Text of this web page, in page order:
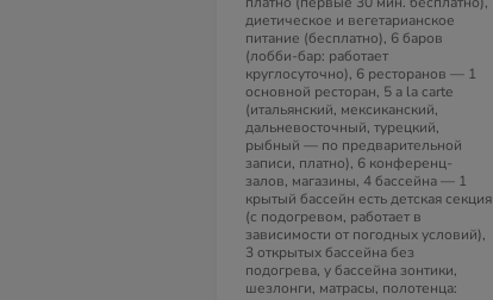
диетическое и вегетарианское
питание (бесплатно), 6 баров
(лобби-бар: работает
круглосуточно), 6 ресторанов — 1
основной ресторан, 5 a la carte
(итальянский, мексиканский,
дальневосточный, турецкий,
рыбный — по предварительной
записи, платно), 6 конференц-
залов, магазины, 4 бассейна — 1
крытый бассейн есть детская секция
(с подогревом, работает в
зависимости от погодных условий),
3 открытых бассейна без
подогрева, у бассейна зонтики,
шезлонги, матрасы, полотенца: